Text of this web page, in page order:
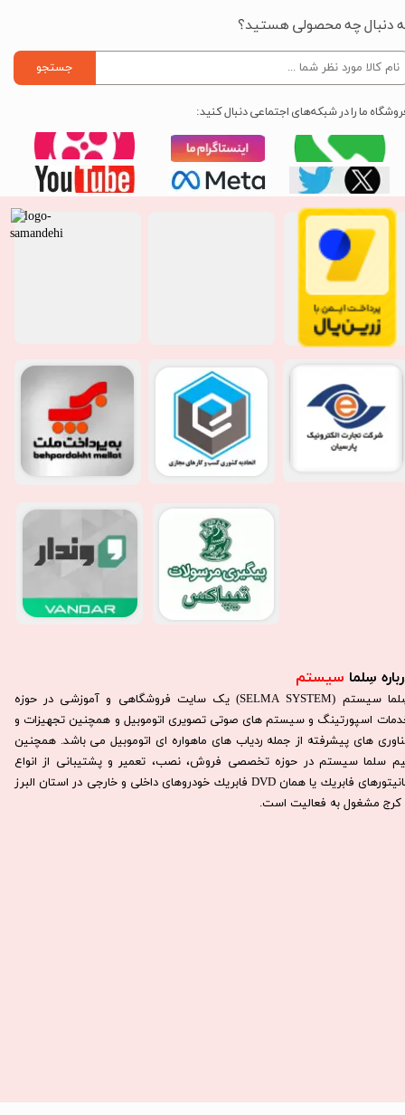
سِلما سیستم​​​​​​​
سِلما سيستم (SELMA SYSTEM) یک سایت فروشگاهی و آموزشی در حوزه
اسپورتینگ و سیستم های صوتی تصویری اتوموبیل و همچنین تجهیزات و
های پیشرفته از جمله ردیاب های ماهواره ای اتوموبیل می باشد. همچنين
سلما سيستم در حوزه تخصصی فروش، نصب، تعمير و پشتيبانی از انواع
مانيتورهای فابريك يا همان DVD فابريك خودروهای داخلی و خارجی در استان البرز
كرج مشغول به فعاليت است.​​​​​​​
دنبال چه محصولی هستید؟
جستجو
ما را در شبکه‌های اجتماعی دنبال کنید: